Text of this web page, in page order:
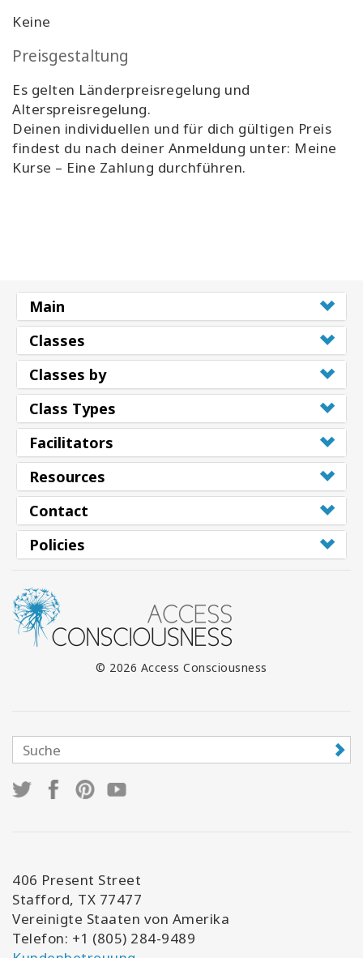
Keine
Preisgestaltung
Es gelten Länderpreisregelung und
Alterspreisregelung.
Deinen individuellen und für dich gültigen Preis
findest du nach deiner Anmeldung unter: Meine
Kurse – Eine Zahlung durchführen.
Main
Classes
Classes by
Class Types
Facilitators
Resources
Contact
Policies
© 2026 Access Consciousness
406 Present Street
Stafford, TX 77477
Vereinigte Staaten von Amerika
Telefon: +1 (805) 284-9489